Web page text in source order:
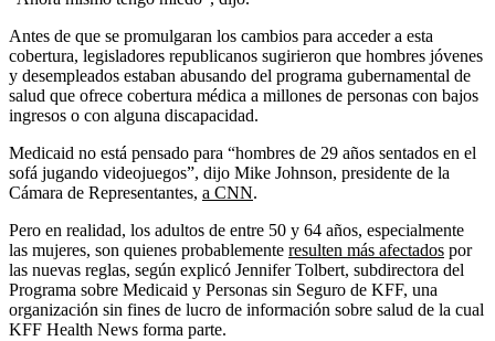
Antes de que se promulgaran los cambios para acceder a esta
cobertura, legisladores republicanos sugirieron que hombres jóvenes
y desempleados estaban abusando del programa gubernamental de
salud que ofrece cobertura médica a millones de personas con bajos
ingresos o con alguna discapacidad.
Medicaid no está pensado para “hombres de 29 años sentados en el
sofá jugando videojuegos”, dijo Mike Johnson, presidente de la
Cámara de Representantes, a CNN.
Pero en realidad, los adultos de entre 50 y 64 años, especialmente
las mujeres, son quienes probablemente resulten más afectados por
las nuevas reglas, según explicó Jennifer Tolbert, subdirectora del
Programa sobre Medicaid y Personas sin Seguro de KFF, una
organización sin fines de lucro de información sobre salud de la cual
KFF Health News forma parte.